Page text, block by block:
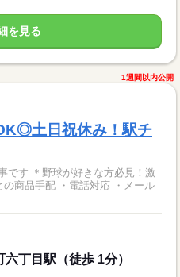
を見る
1週間以内公開
土日祝休み！駅チ
です ＊野球が好きな方必見！激
丁目駅（徒歩 1分）